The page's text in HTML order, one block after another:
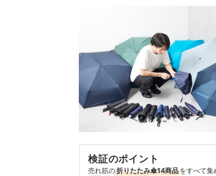
検証のポイント
売れ筋の折りたたみ傘14商品をすべて集